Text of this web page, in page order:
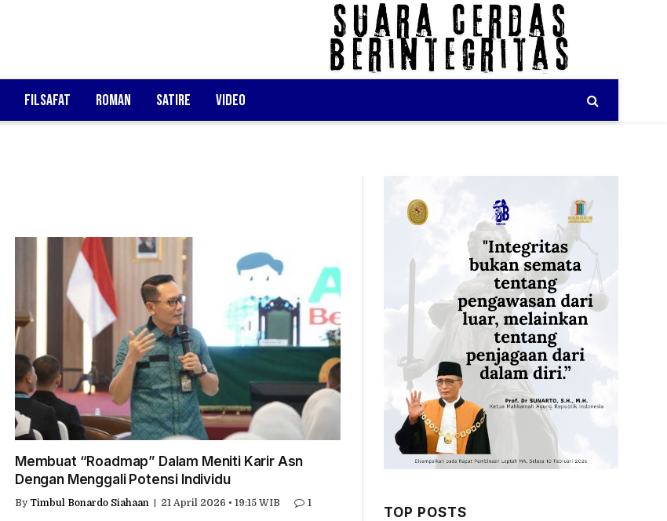
Filsafat Roman Satire Video
Membuat “Roadmap” Dalam Meniti Karir Asn
Dengan Menggali Potensi Individu
By Timbul Bonardo Siahaan 21 April 2026 • 19:15 WIB 1
TOP POSTS